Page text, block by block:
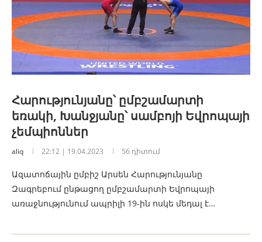
Հարությունյանը՝ ըմբշամարտի
եռակի, Խանջյանը՝ սամբոյի Եվրոպայի
չեմպիոններ
aliq 22:12 | 19.04.2023 56 դիտում
Ազատոճային ըմբիշ Արսեն Հարությունյանը
Զագրեբում ընթացող ըմբշամարտի Եվրոպայի
առաջնությունում ապրիլի 19-ին ոսկե մեդալ է…